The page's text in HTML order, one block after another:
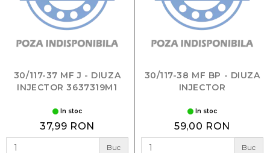
30/117-37 MF J - DIUZA
INJECTOR 3637319M1
In stoc
37,99 RON
Buc
30/117-38 MF BP - DIUZA
INJECTOR
In stoc
59,00 RON
Buc